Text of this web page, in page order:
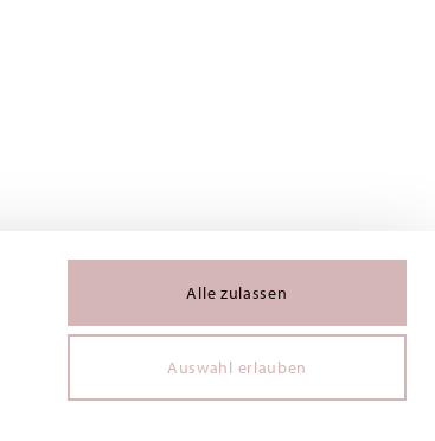
Alle zulassen
Auswahl erlauben